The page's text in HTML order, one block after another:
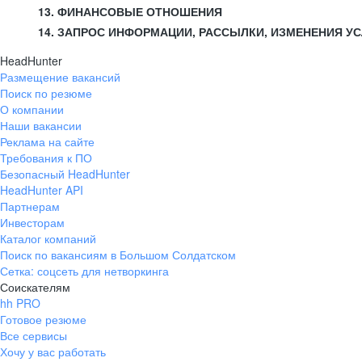
13. ФИНАНСОВЫЕ ОТНОШЕНИЯ
14. ЗАПРОС ИНФОРМАЦИИ, РАССЫЛКИ, ИЗМЕНЕНИЯ
HeadHunter
Размещение вакансий
Поиск по резюме
О компании
Наши вакансии
Реклама на сайте
Требования к ПО
Безопасный HeadHunter
HeadHunter API
Партнерам
Инвесторам
Каталог компаний
Поиск по вакансиям в Большом Солдатском
Сетка: соцсеть для нетворкинга
Соискателям
hh PRO
Готовое резюме
Все сервисы
Хочу у вас работать